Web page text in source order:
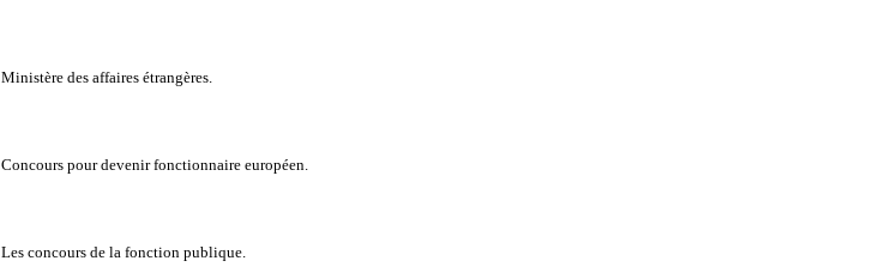
Ministère des affaires étrangères.
Concours pour devenir fonctionnaire européen.
Les concours de la fonction publique.